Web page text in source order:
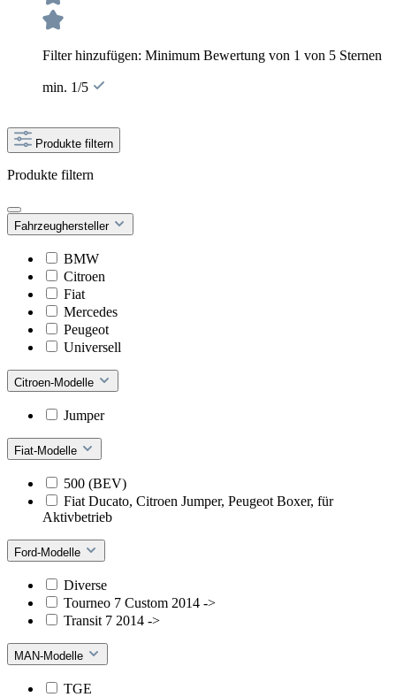
Filter hinzufügen: Minimum Bewertung von 1 von 5 Sternen
min. 1/5
Produkte filtern
Produkte filtern
Fahrzeughersteller
BMW
Citroen
Fiat
Mercedes
Peugeot
Universell
Citroen-Modelle
Jumper
Fiat-Modelle
500 (BEV)
Fiat Ducato, Citroen Jumper, Peugeot Boxer, für
Aktivbetrieb
Ford-Modelle
Diverse
Tourneo 7 Custom 2014 ->
Transit 7 2014 ->
MAN-Modelle
TGE